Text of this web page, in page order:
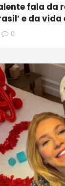
fala da
e da vida
0